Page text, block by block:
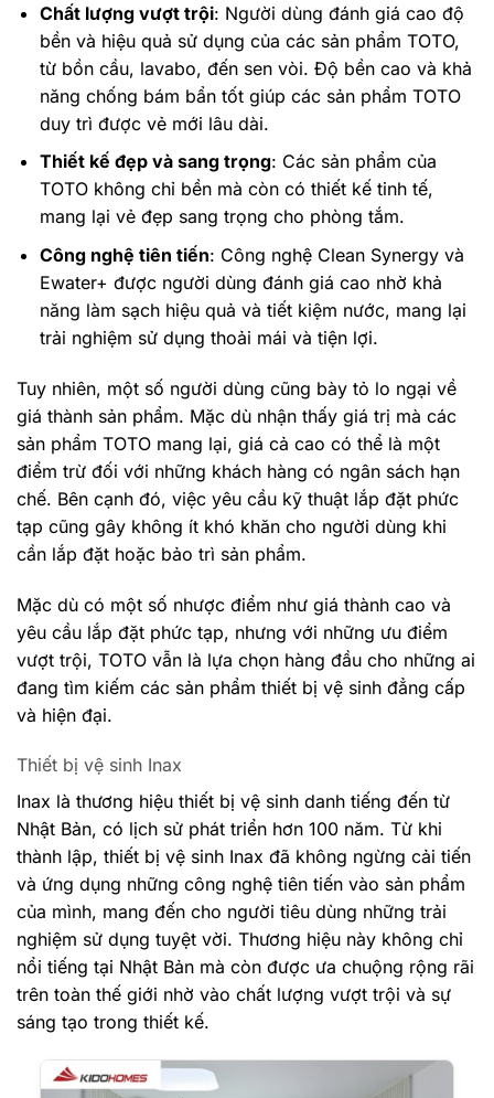
Chất lượng vượt trội: Người dùng đánh giá cao độ
bền và hiệu quả sử dụng của các sản phẩm TOTO,
từ bồn cầu, lavabo, đến sen vòi. Độ bền cao và khả
năng chống bám bẩn tốt giúp các sản phẩm TOTO
duy trì được vẻ mới lâu dài.
Thiết kế đẹp và sang trọng: Các sản phẩm của
TOTO không chỉ bền mà còn có thiết kế tinh tế,
mang lại vẻ đẹp sang trọng cho phòng tắm.
Công nghệ tiên tiến: Công nghệ Clean Synergy và
Ewater+ được người dùng đánh giá cao nhờ khả
năng làm sạch hiệu quả và tiết kiệm nước, mang lại
trải nghiệm sử dụng thoải mái và tiện lợi.
Tuy nhiên, một số người dùng cũng bày tỏ lo ngại về
giá thành sản phẩm. Mặc dù nhận thấy giá trị mà các
sản phẩm TOTO mang lại, giá cả cao có thể là một
điểm trừ đối với những khách hàng có ngân sách hạn
chế. Bên cạnh đó, việc yêu cầu kỹ thuật lắp đặt phức
tạp cũng gây không ít khó khăn cho người dùng khi
cần lắp đặt hoặc bảo trì sản phẩm.
Mặc dù có một số nhược điểm như giá thành cao và
yêu cầu lắp đặt phức tạp, nhưng với những ưu điểm
vượt trội, TOTO vẫn là lựa chọn hàng đầu cho những ai
đang tìm kiếm các sản phẩm thiết bị vệ sinh đẳng cấp
và hiện đại.
Thiết bị vệ sinh Inax
Inax là thương hiệu thiết bị vệ sinh danh tiếng đến từ
Nhật Bản, có lịch sử phát triển hơn 100 năm. Từ khi
thành lập, thiết bị vệ sinh Inax đã không ngừng cải tiến
và ứng dụng những công nghệ tiên tiến vào sản phẩm
của mình, mang đến cho người tiêu dùng những trải
nghiệm sử dụng tuyệt vời. Thương hiệu này không chỉ
nổi tiếng tại Nhật Bản mà còn được ưa chuộng rộng rãi
trên toàn thế giới nhờ vào chất lượng vượt trội và sự
sáng tạo trong thiết kế.